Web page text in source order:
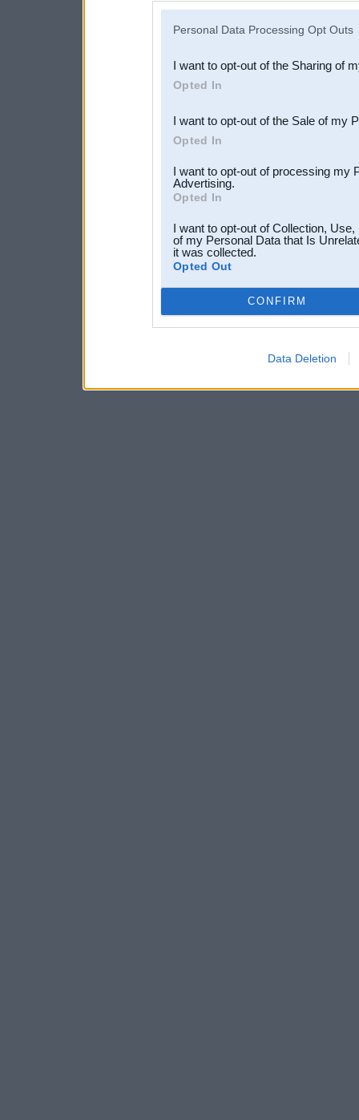
Downstream Participants
third parties.
Personal Data Processing Opt Outs
I want to opt-out of the Sharing of
Opted In
I want to opt-out of the Sale of my
Opted In
I want to opt-out of processing my
Advertising.
Opted In
I want to opt-out of Collection,
of my Personal Data that Is
it was collected.
Opted Out
CONFIRM
Data Deletion